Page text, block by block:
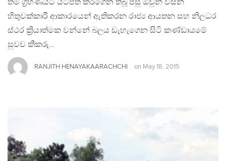
තම ග්‍රහණයට යටපත් කරගෙන තිබූ පසු ඔවුන් විසින්
හිතුවක්කාරී ආකාරයෙන් ඇතිකරන රාජ්‍ය ආයතන සහ නිලධර
ස්ථර ක්‍රියාත්මක වන්නේ බලය ඩැහැගෙන සිටි කණ්ඩායමේ
සුවච කීකරු…
RANJITH HENAYAKAARACHCHI on May 18, 2015